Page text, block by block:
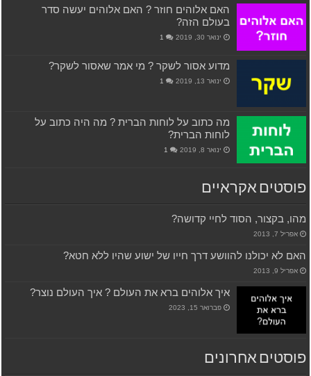
האם אלוהים חוזר ? האם אלוהים יעשה סדר
בעולם הזה?
ינואר 30, 2019 1
מדוע אסור לשקר ? מי אמר שאסור לשקר?
ינואר 13, 2019 1
מה כתוב על לוחות הברית ? מה היה כתוב על
לוחות הברית?
ינואר 8, 2019 1
פוסטים אקראיים
מהו, בקצור, הסוד לחיי קדושה?
אפריל 7, 2013
האם לא יכולנו להוושע דרך חייו של ישוע שהיו ללא חטא?
אפריל 9, 2013
איך אלוהים ברא את העולם ? איך העולם נוצר?
פברואר 15, 2023
פוסטים אחרונים